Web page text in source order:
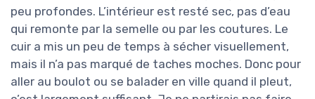
peu profondes. L’intérieur est resté sec, pas d’eau
qui remonte par la semelle ou par les coutures. Le
cuir a mis un peu de temps à sécher visuellement,
mais il n’a pas marqué de taches moches. Donc pour
aller au boulot ou se balader en ville quand il pleut,